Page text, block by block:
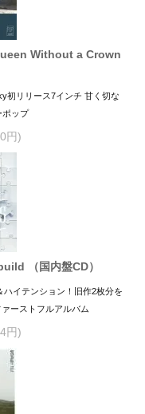
Without a Crown
初リリース7インチ 甘く切な
ポップ
円)
（国内盤CD）
ハイテンション！旧作2枚分を
ーストフルアルバム
円)